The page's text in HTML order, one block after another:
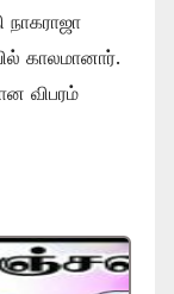
நாகராஜா
காலமானார்.
விபரம்